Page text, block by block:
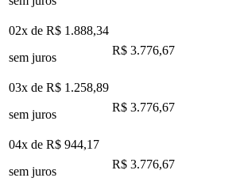
02x de R$ 1.888,34
sem juros
R$ 3.776,67
03x de R$ 1.258,89
sem juros
R$ 3.776,67
04x de R$ 944,17
sem juros
R$ 3.776,67